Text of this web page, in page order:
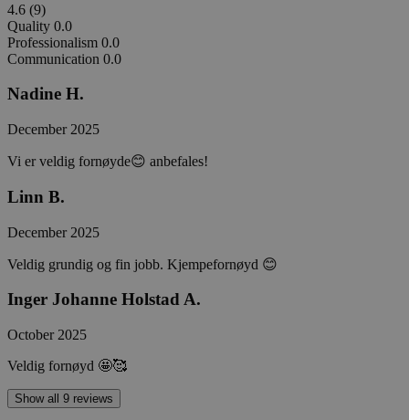
4.6 (9)
Quality 0.0
Professionalism 0.0
Communication 0.0
Nadine H.
December 2025
Vi er veldig fornøyde😊 anbefales!
Linn B.
December 2025
Veldig grundig og fin jobb. Kjempefornøyd 😊
Inger Johanne Holstad A.
October 2025
Veldig fornøyd 🤩🥰
Show all 9 reviews